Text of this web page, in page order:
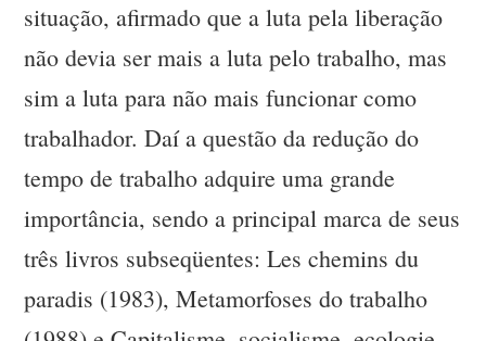
situação, afirmado que a luta pela liberação
não devia ser mais a luta pelo trabalho, mas
sim a luta para não mais funcionar como
trabalhador. Daí a questão da redução do
tempo de trabalho adquire uma grande
importância, sendo a principal marca de seus
três livros subseqüentes: Les chemins du
paradis (1983), Metamorfoses do trabalho